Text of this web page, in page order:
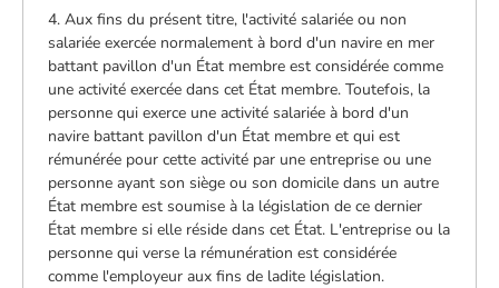
4. Aux fins du présent titre, l'activité salariée ou non
salariée exercée normalement à bord d'un navire en mer
battant pavillon d'un État membre est considérée comme
une activité exercée dans cet État membre. Toutefois, la
personne qui exerce une activité salariée à bord d'un
navire battant pavillon d'un État membre et qui est
rémunérée pour cette activité par une entreprise ou une
personne ayant son siège ou son domicile dans un autre
État membre est soumise à la législation de ce dernier
État membre si elle réside dans cet État. L'entreprise ou la
personne qui verse la rémunération est considérée
comme l'employeur aux fins de ladite législation.